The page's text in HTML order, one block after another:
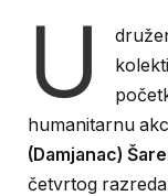
U
humanitarnu
(Damjanac)
četvrtog